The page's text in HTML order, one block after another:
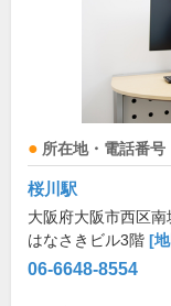
所在地・電話番号
桜川駅
大阪府大阪市西区
はなさきビル3階 [
06-6648-8554